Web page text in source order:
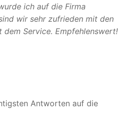
ich auf die Firma
wir sehr zufrieden mit den
dem Service. Empfehlenswert!
Antworten auf die